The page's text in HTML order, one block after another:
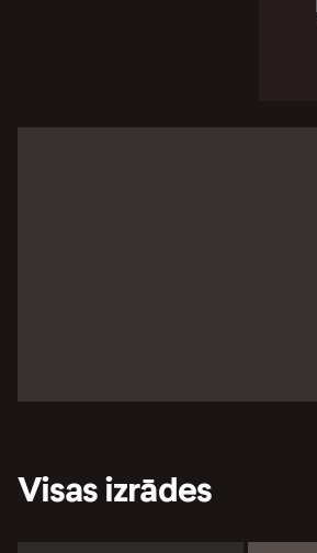
Visas izrādes